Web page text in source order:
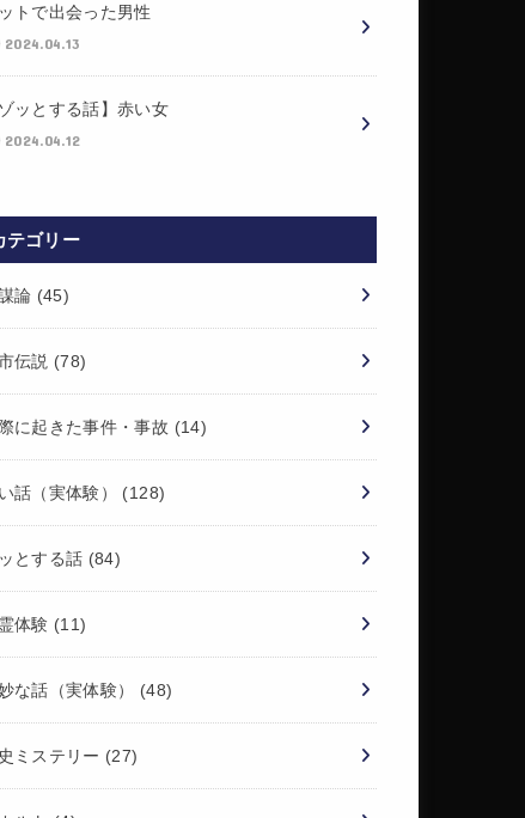
トで出会った男性
2024.04.13
ゾッとする話】赤い女
2024.04.12
テゴリー
論 (45)
伝説 (78)
に起きた事件・事故 (14)
話（実体験） (128)
とする話 (84)
体験 (11)
な話（実体験） (48)
ミステリー (27)